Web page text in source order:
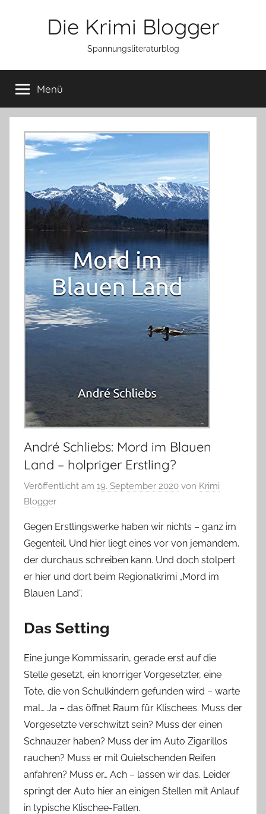
Die Krimi Blogger
Spannungsliteraturblog
Menü
André Schliebs: Mord im Blauen
Land – holpriger Erstling?
Veröffentlicht am 19. September 2020 von Krimi
Blogger
Gegen Erstlingswerke haben wir nichts – ganz im
Gegenteil. Und hier liegt eines vor von jemandem,
der durchaus schreiben kann. Und doch stolpert
er hier und dort beim Regionalkrimi „Mord im
Blauen Land“.
Das Setting
Eine junge Kommissarin, gerade erst auf die
Stelle gesetzt, ein knorriger Vorgesetzter, eine
Tote, die von Schulkindern gefunden wird – warte
mal… Ja – das öffnet Raum für Klischees. Muss der
Vorgesetzte verschwitzt sein? Muss der einen
Schnauzer haben? Muss der im Auto Zigarillos
rauchen? Muss er mit Quietschenden Reifen
anfahren? Muss er… Ach – lassen wir das. Leider
springt der Auto hier an einigen Stellen mit Anlauf
in typische Klischee-Fallen.